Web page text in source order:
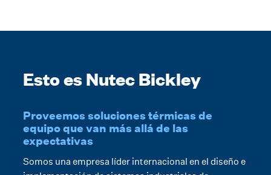
Esto es Nutec Bickley
Proveemos soluciones térmicas de
equipo que van más allá de las
expectativas
Somos una empresa líder internacional en el diseño e